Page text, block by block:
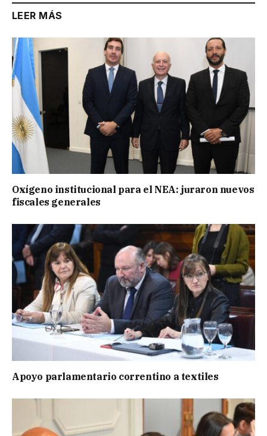
LEER MÁS
Oxígeno institucional para el NEA: juraron nuevos
fiscales generales
Apoyo parlamentario correntino a textiles